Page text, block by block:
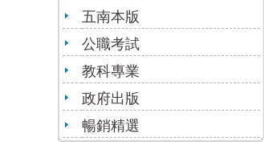
五南本版
公職考試
教科專業
政府出版
暢銷精選